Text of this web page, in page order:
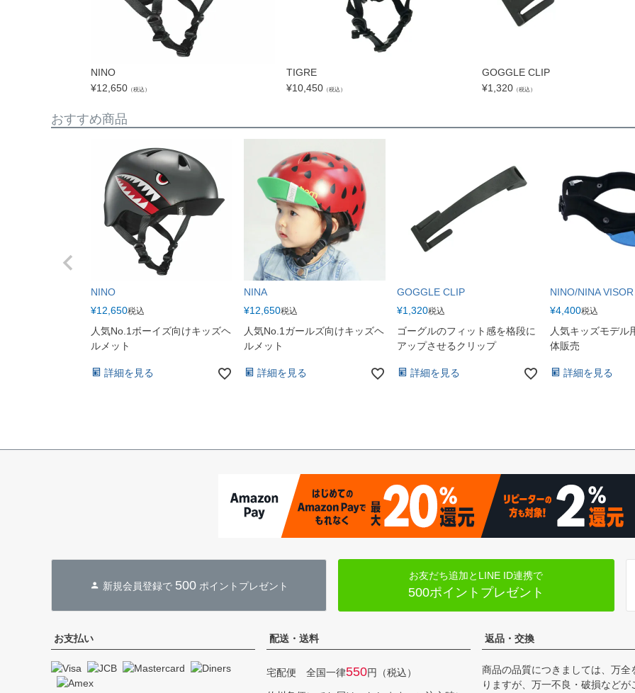
NINO
¥12,650 （税込）
TIGRE
¥10,450 （税込）
GOGGLE CLIP
¥1,320 （税込）
おすすめ商品
NINO
¥12,650税込
人気No.1ボーイズ向けキッズヘ
ルメット
詳細を見る
NINA
¥12,650税込
人気No.1ガールズ向けキッズヘ
ルメット
詳細を見る
GOGGLE CLIP
¥1,320税込
ゴーグルのフィット感を格段に
アップさせるクリップ
詳細を見る
NINO/NINA VISOR
¥4,400税込
人気キッズモデル
体販売
詳細を見る
新規会員登録で 500ポイントプレゼント
お友だち追加とLINE ID連携で
500ポイントプレゼント
お支払い 配送・送料
宅配便 全国一律550円（税込）
返品・交換
商品の品質につきましては、万全
りますが、万一不良・破損などが